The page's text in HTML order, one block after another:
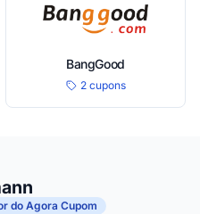
BangGood
2 cupons
do Agora Cupom